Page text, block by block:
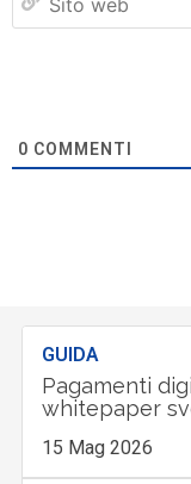
0 COMMENTI
GUIDA
Pagamenti
whitepaper
15 Mag 2026